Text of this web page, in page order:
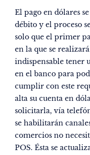
El pago en dólares
débito y el proceso
solo que el primer
en la que se
indispensable tener
en el banco para
cumplir con este
alta su cuenta en
solicitarla, vía
se habilitarán
comercios no
POS. Ésta se